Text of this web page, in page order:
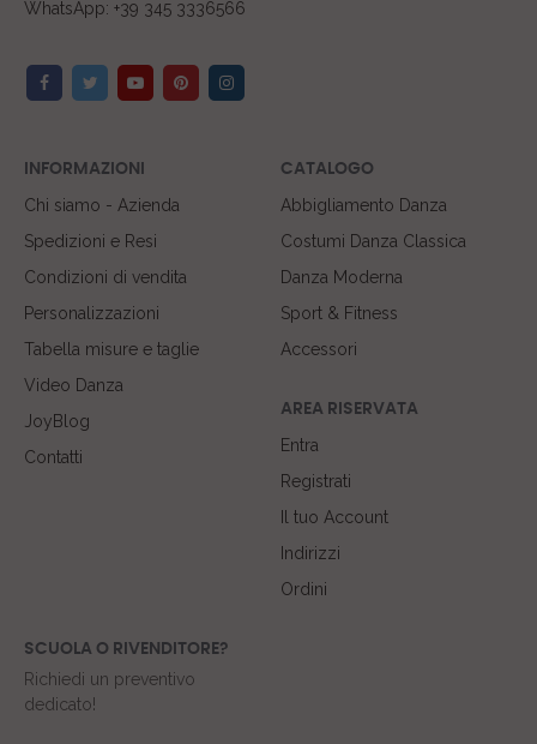
WhatsApp: +39 345 3336566
INFORMAZIONI
Chi siamo - Azienda
Spedizioni e Resi
Condizioni di vendita
Personalizzazioni
Tabella misure e taglie
Video Danza
JoyBlog
Contatti
CATALOGO
Abbigliamento Danza
Costumi Danza Classica
Danza Moderna
Sport & Fitness
Accessori
AREA RISERVATA
Entra
Registrati
Il tuo Account
Indirizzi
Ordini
SCUOLA O RIVENDITORE?
Richiedi un preventivo
dedicato!